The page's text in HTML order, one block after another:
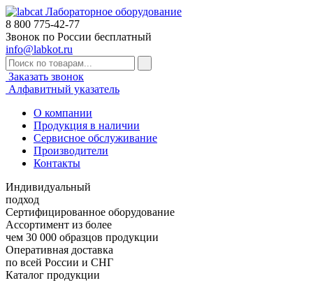
Лабораторное оборудование
8 800 775-42-77
Звонок по России бесплатный
info@labkot.ru
Заказать звонок
Алфавитный указатель
О компании
Продукция в наличии
Сервисное обслуживание
Производители
Контакты
Индивидуальный
подход
Сертифицированное оборудование
Ассортимент из более
чем 30 000 образцов продукции
Оперативная доставка
по всей России и СНГ
Каталог продукции